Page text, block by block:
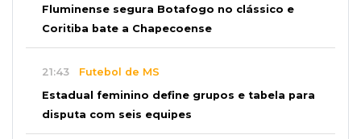
Fluminense segura Botafogo no clássico e
Coritiba bate a Chapecoense
21:43 Futebol de MS
Estadual feminino define grupos e tabela para
disputa com seis equipes